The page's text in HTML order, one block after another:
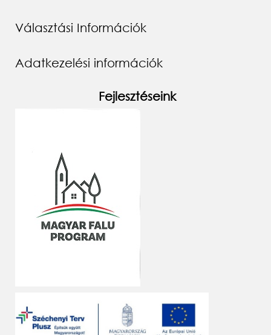
Választási Információk
Adatkezelési információk
Fejlesztéseink